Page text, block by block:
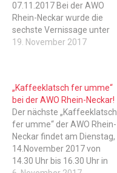
07.11.2017 Bei der AWO
Rhein-Neckar wurde die
sechste Vernissage unter
dem Motto „Kreativität im
Hoffmann, Leiterin der
Tagesstruktur, feierlich
eröffnet. Auch in diesem
Jahr wurden zahlreiche
und verschiedenste
Kunstwerke ausgestellt,
meist von Künstlern, die…
19. November 2017
„Kaffeeklatsch fer umme“
bei der AWO Rhein-Neckar!
Der nächste „Kaffeeklatsch
fer umme“ der AWO Rhein-
Neckar findet am Dienstag,
14.November 2017 von
14.30 Uhr bis 16.30 Uhr in